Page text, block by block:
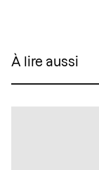
À lire aussi